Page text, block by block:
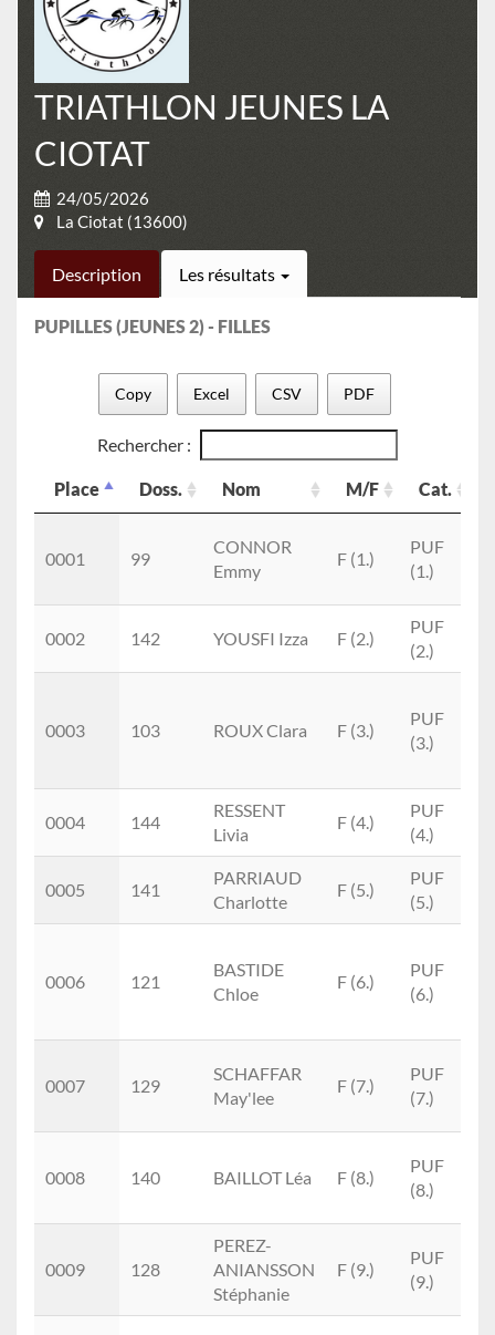
TRIATHLON JEUNES LA
CIOTAT
24/05/2026
La Ciotat (13600)
Description Les résultats
PUPILLES (JEUNES 2) - FILLES
Copy Excel CSV PDF
Rechercher :
Place Doss. Nom M/F Cat.
0001
99
CONNOR
Emmy
F (1.)
PUF
(1.)
0002 142 YOUSFI Izza F (2.)
PUF
(2.)
0003 103 ROUX Clara F (3.)
PUF
(3.)
0004 144
RESSENT
Livia
F (4.)
PUF
(4.)
0005 141
PARRIAUD
Charlotte
F (5.)
PUF
(5.)
0006 121
BASTIDE
Chloe
F (6.)
PUF
(6.)
0007 129
SCHAFFAR
May'lee
F (7.)
PUF
(7.)
0008 140 BAILLOT Léa F (8.)
PUF
(8.)
0009 128
PEREZ-
ANIANSSON
Stéphanie
F (9.)
PUF
(9.)